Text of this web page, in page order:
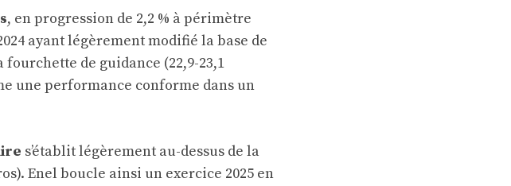
, en progression de 2,2 % à périmètre
ayant légèrement modifié la base de
de guidance (22,9-23,1
une performance conforme dans un
s’établit légèrement au-dessus de la
Enel boucle ainsi un exercice 2025 en